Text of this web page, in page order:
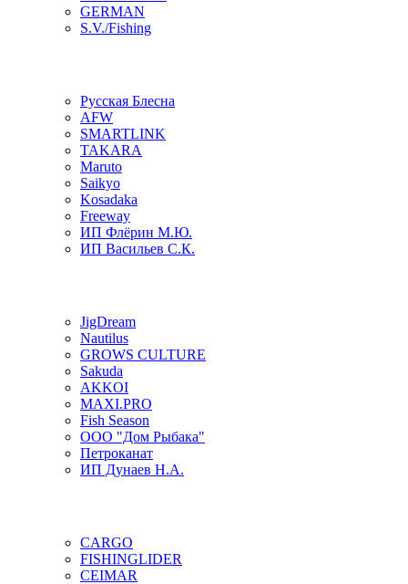
GERMAN
S.V./Fishing
Русская Блесна
AFW
SMARTLINK
TAKARA
Maruto
Saikyo
Kosadaka
Freeway
ИП Флёрин М.Ю.
ИП Васильев С.К.
JigDream
Nautilus
GROWS CULTURE
Sakuda
AKKOI
MAXI.PRO
Fish Season
ООО "Дом Рыбака"
Петроканат
ИП Дунаев Н.А.
CARGO
FISHINGLIDER
CEIMAR